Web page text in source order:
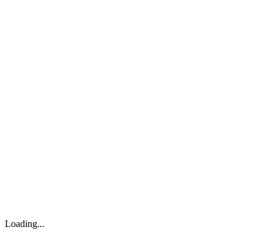
Loading...